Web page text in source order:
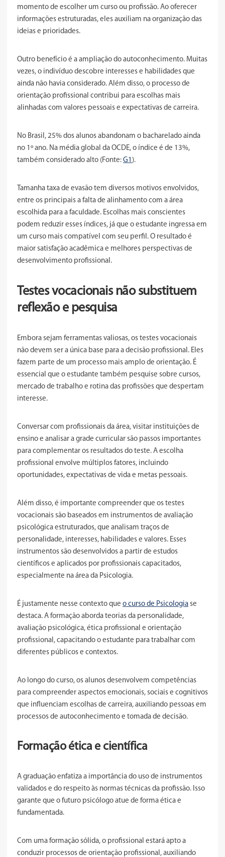
momento de escolher um curso ou profissão. Ao oferecer
informações estruturadas, eles auxiliam na organização das
ideias e prioridades.
Outro benefício é a ampliação do autoconhecimento. Muitas
vezes, o indivíduo descobre interesses e habilidades que
ainda não havia considerado. Além disso, o processo de
orientação profissional contribui para escolhas mais
alinhadas com valores pessoais e expectativas de carreira.
No Brasil, 25% dos alunos abandonam o bacharelado ainda
no 1º ano. Na média global da OCDE, o índice é de 13%,
também considerado alto (Fonte: G1 ).
Tamanha taxa de evasão tem diversos motivos envolvidos,
entre os principais a falta de alinhamento com a área
escolhida para a faculdade. Escolhas mais conscientes
podem reduzir esses índices, já que o estudante ingressa em
um curso mais compatível com seu perfil. O resultado é
maior satisfação acadêmica e melhores perspectivas de
desenvolvimento profissional.
Testes vocacionais não substituem
reflexão e pesquisa
Embora sejam ferramentas valiosas, os testes vocacionais
não devem ser a única base para a decisão profissional. Eles
fazem parte de um processo mais amplo de orientação. É
essencial que o estudante também pesquise sobre cursos,
mercado de trabalho e rotina das profissões que despertam
interesse.
Conversar com profissionais da área, visitar instituições de
ensino e analisar a grade curricular são passos importantes
para complementar os resultados do teste. A escolha
profissional envolve múltiplos fatores, incluindo
oportunidades, expectativas de vida e metas pessoais.
Além disso, é importante compreender que os testes
vocacionais são baseados em instrumentos de avaliação
psicológica estruturados, que analisam traços de
personalidade, interesses, habilidades e valores. Esses
instrumentos são desenvolvidos a partir de estudos
científicos e aplicados por profissionais capacitados,
especialmente na área da Psicologia.
É justamente nesse contexto que o curso de Psicologia se
destaca. A formação aborda teorias da personalidade,
avaliação psicológica, ética profissional e orientação
profissional, capacitando o estudante para trabalhar com
diferentes públicos e contextos.
Ao longo do curso, os alunos desenvolvem competências
para compreender aspectos emocionais, sociais e cognitivos
que influenciam escolhas de carreira, auxiliando pessoas em
processos de autoconhecimento e tomada de decisão.
Formação ética e científica
A graduação enfatiza a importância do uso de instrumentos
validados e do respeito às normas técnicas da profissão. Isso
garante que o futuro psicólogo atue de forma ética e
fundamentada.
Com uma formação sólida, o profissional estará apto a
conduzir processos de orientação profissional, auxiliando